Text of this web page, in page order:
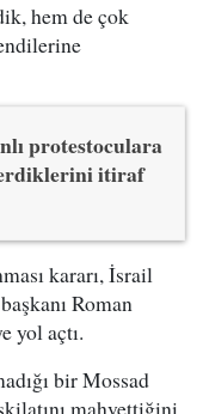
hem de çok
protestoculara
itiraf
kararı, İsrail
Roman
yol açtı.
bir Mossad